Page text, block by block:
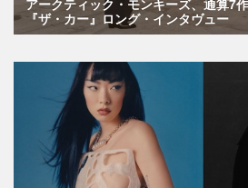
アークティック・モンキーズ、通算7
『ザ・カー』ロング・インタヴュー